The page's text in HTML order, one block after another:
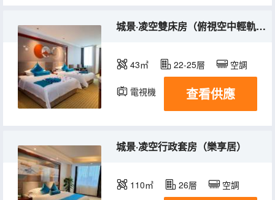
城景·凌空雙床房（俯視空中輕軌穿梭+城市繁華夜景）
43㎡ 22-25層 空調
電視機 查看供應
城景·凌空行政套房（樂享居）
110㎡ 26層 空調